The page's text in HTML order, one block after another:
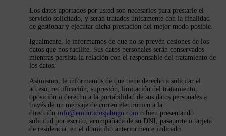
Los datos aportados por usted son necesarios para prestarle el
servicio solicitado, y serán tratados únicamente con la finalidad
de gestionar y ejecutar dicha prestación del mejor modo posible.
Igualmente, le informamos de que no se prevén cesiones de los
datos que nos facilite. Sus datos personales serán conservados
mientras persista la relación con el responsable del tratamiento de
los datos.
Asimismo, le informamos de que tiene derecho a solicitar el
acceso, rectificación, supresión, limitación del tratamiento,
oposición o derecho a la portabilidad de sus datos personales a
través de un mensaje de correo electrónico a la
dirección info@embutidosjabugo.com o bien presentando
solicitud por escrito, acompañada de su DNI, pasaporte o tarjeta
de residencia, en el domicilio anteriormente indicado.